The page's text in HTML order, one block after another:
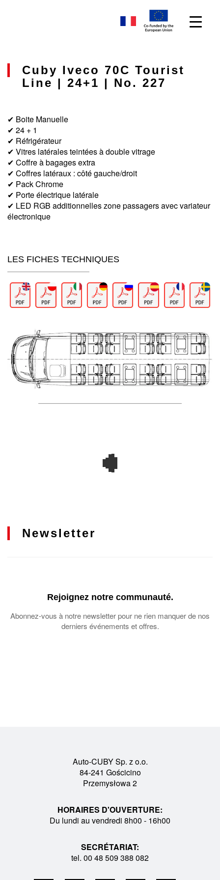
Cuby Iveco 70C Tourist
Line | 24+1 | No. 227
✔ Boite Manuelle
✔ 24 + 1
✔ Réfrigérateur
✔ Vitres latérales teintées à double vitrage
✔ Coffre à bagages extra
✔ Coffres latéraux : côté gauche/droit
✔ Pack Chrome
✔ Porte électrique latérale
✔ LED RGB additionnelles zone passagers avec variateur
électronique
LES FICHES TECHNIQUES
Newsletter
Rejoignez notre communauté.
Abonnez-vous à notre newsletter pour ne rien manquer de nos
derniers événements et offres.
Auto-CUBY Sp. z o.o.
84-241 Gościcino
Przemysłowa 2
HORAIRES D'OUVERTURE:
Du lundi au vendredi 8h00 - 16h00
SECRÉTARIAT:
tel. 00 48 509 388 082